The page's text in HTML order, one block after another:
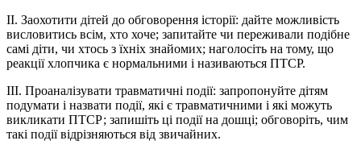
ІІ. Заохотити дітей до обговорення історії: дайте можливість
висловитись всім, хто хоче; запитайте чи переживали подібне
самі діти, чи хтось з їхніх знайомих; наголосіть на тому, що
реакції хлопчика є нормальними і називаються ПТСР.
ІІІ. Проаналізувати травматичні події: запропонуйте дітям
подумати і назвати події, які є травматичними і які можуть
викликати ПТСР; запишіть ці події на дошці; обговоріть, чим
такі події відрізняються від звичайних.